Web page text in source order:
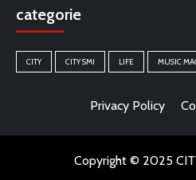
categorie
CITY CITY SMI LIFE MUSIC
Privacy Policy
Copyright © 2025